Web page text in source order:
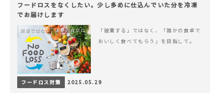
フードロスをなくしたい。少し多めに仕込んでいた分を冷凍
でお届けします
「破棄する」ではなく、「誰かの食卓で
おいしく食べてもらう」を目指して。
フードロス対策 2025.05.29